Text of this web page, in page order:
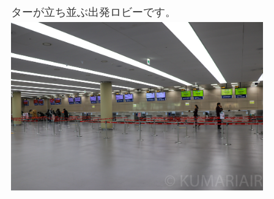
ターが立ち並ぶ出発ロビーです。